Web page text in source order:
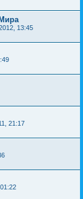
13:45
21:17